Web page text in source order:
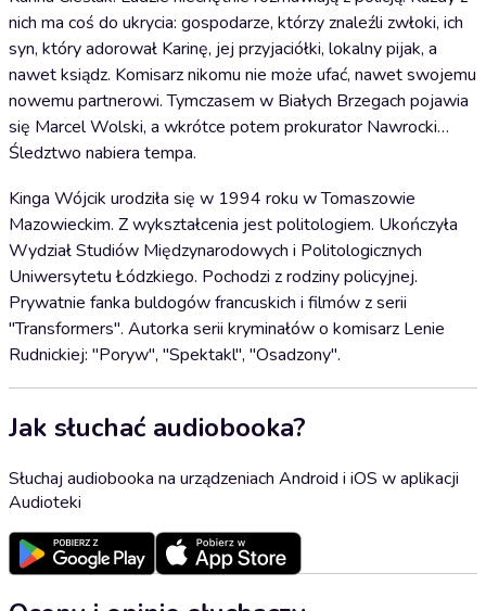
nich ma coś do ukrycia: gospodarze, którzy znaleźli zwłoki, ich
syn, który adorował Karinę, jej przyjaciółki, lokalny pijak, a
nawet ksiądz. Komisarz nikomu nie może ufać, nawet swojemu
nowemu partnerowi. Tymczasem w Białych Brzegach pojawia
się Marcel Wolski, a wkrótce potem prokurator Nawrocki…
Śledztwo nabiera tempa.
Kinga Wójcik urodziła się w 1994 roku w Tomaszowie
Mazowieckim. Z wykształcenia jest politologiem. Ukończyła
Wydział Studiów Międzynarodowych i Politologicznych
Uniwersytetu Łódzkiego. Pochodzi z rodziny policyjnej.
Prywatnie fanka buldogów francuskich i filmów z serii
"Transformers". Autorka serii kryminałów o komisarz Lenie
Rudnickiej: "Poryw", "Spektakl", "Osadzony".
Jak słuchać audiobooka?
Słuchaj audiobooka na urządzeniach Android i iOS w aplikacji
Audioteki